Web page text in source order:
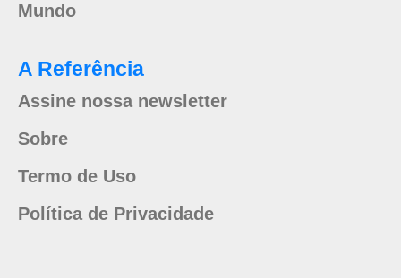
Mundo
A Referência
Assine nossa newsletter
Sobre
Termo de Uso
Política de Privacidade